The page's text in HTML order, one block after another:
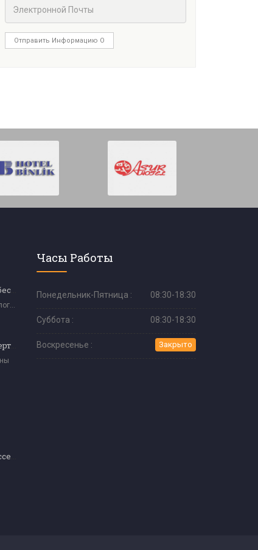
Отправить Информацию О
Информационные Технологии И Программное Обеспечение
Часы Работы
Понедельник-Пятница : 08:30-18:30
Суббота : 08:30-18:30
Воскресенье : Закрыто